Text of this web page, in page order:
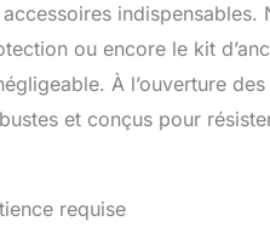
ou encore le kit
À l’ouverture
et conçus pour
requise